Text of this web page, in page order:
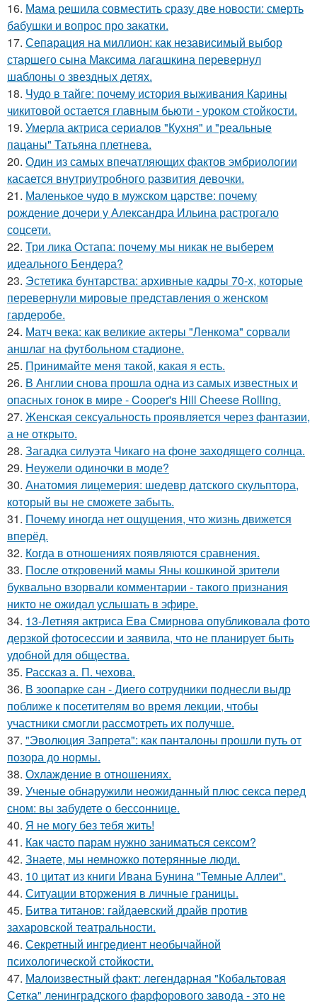
16. Мама решила совместить сразу две новости: смерть
бабушки и вопрос про закатки.
17. Сепарация на миллион: как независимый выбор
старшего сына Максима лагашкина перевернул
шаблоны о звездных детях.
18. Чудо в тайге: почему история выживания Карины
чикитовой остается главным бьюти - уроком стойкости.
19. Умерла актриса сериалов "Кухня" и "реальные
пацаны" Татьяна плетнева.
20. Один из самых впечатляющих фактов эмбриологии
касается внутриутробного развития девочки.
21. Маленькое чудо в мужском царстве: почему
рождение дочери у Александра Ильина растрогало
соцсети.
22. Три лика Остапа: почему мы никак не выберем
идеального Бендера?
23. Эстетика бунтарства: архивные кадры 70-х, которые
перевернули мировые представления о женском
гардеробе.
24. Матч века: как великие актеры "Ленкома" сорвали
аншлаг на футбольном стадионе.
25. Принимайте меня такой, какая я есть.
26. В Англии снова прошла одна из самых известных и
опасных гонок в мире - Cooper's Hill Cheese Rolling.
27. Женская сексуальность проявляется через фантазии,
а не открыто.
28. Загадка силуэта Чикаго на фоне заходящего солнца.
29. Неужели одиночки в моде?
30. Анатомия лицемерия: шедевр датского скульптора,
который вы не сможете забыть.
31. Почему иногда нет ощущения, что жизнь движется
вперёд.
32. Когда в отношениях появляются сравнения.
33. После откровений мамы Яны кошкиной зрители
буквально взорвали комментарии - такого признания
никто не ожидал услышать в эфире.
34. 13-Летняя актриса Ева Смирнова опубликовала фото
дерзкой фотосессии и заявила, что не планирует быть
удобной для общества.
35. Рассказ а. П. чехова.
36. В зоопарке сан - Диего сотрудники поднесли выдр
поближе к посетителям во время лекции, чтобы
участники смогли рассмотреть их получше.
37. "Эволюция Запрета": как панталоны прошли путь от
позора до нормы.
38. Охлаждение в отношениях.
39. Ученые обнаружили неожиданный плюс секса перед
сном: вы забудете о бессоннице.
40. Я не могу без тебя жить!
41. Как часто парам нужно заниматься сексом?
42. Знаете, мы немножко потерянные люди.
43. 10 цитат из книги Ивана Бунина "Темные Аллеи".
44. Ситуации вторжения в личные границы.
45. Битва титанов: гайдаевский драйв против
захаровской театральности.
46. Секретный ингредиент необычайной
психологической стойкости.
47. Малоизвестный факт: легендарная "Кобальтовая
Сетка" ленинградского фарфорового завода - это не